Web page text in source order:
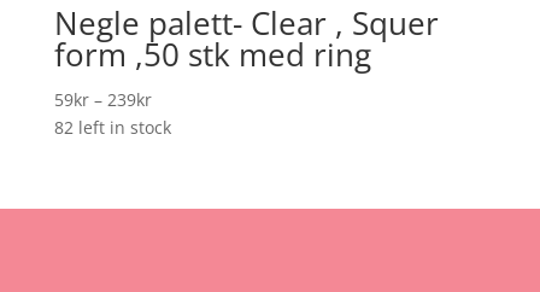
Negle palett- Clear , Squer
form ,50 stk med ring
59kr – 239krPrisområde:
59kr
82 left in stock